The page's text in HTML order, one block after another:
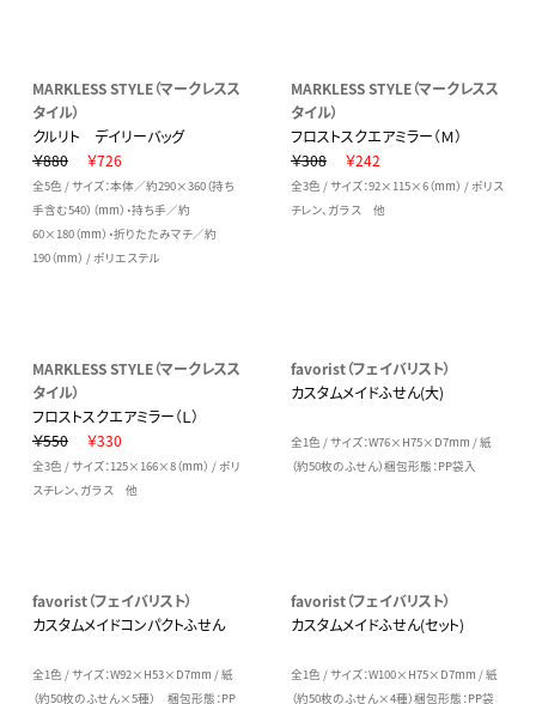
MARKLESS STYLE（マークレスス
タイル）
クルリト デイリーバッグ
￥880
￥726
全5色 / サイズ：本体／約290×360（持ち
手含む540）（mm）・持ち手／約
60×180（mm）・折りたたみマチ／約
190（mm） / ポリエステル
MARKLESS STYLE（マークレスス
タイル）
フロストスクエアミラー（Ｍ）
￥308
￥242
全3色 / サイズ：92×115×6（mm） / ポリス
チレン、ガラス 他
MARKLESS STYLE（マークレスス
タイル）
フロストスクエアミラー（Ｌ）
￥550
￥330
全3色 / サイズ：125×166×8（mm） / ポリ
スチレン、ガラス 他
favorist（フェイバリスト）
カスタムメイドふせん(大)
全1色 / サイズ：W76×H75×D7mm / 紙
（約50枚のふせん）梱包形態：PP袋入
favorist（フェイバリスト）
カスタムメイドコンパクトふせん
全1色 / サイズ：W92×H53×D7mm / 紙
（約50枚のふせん×5種） 梱包形態：PP
favorist（フェイバリスト）
カスタムメイドふせん(セット)
全1色 / サイズ：W100×H75×D7mm / 紙
（約50枚のふせん×4種）梱包形態：PP袋